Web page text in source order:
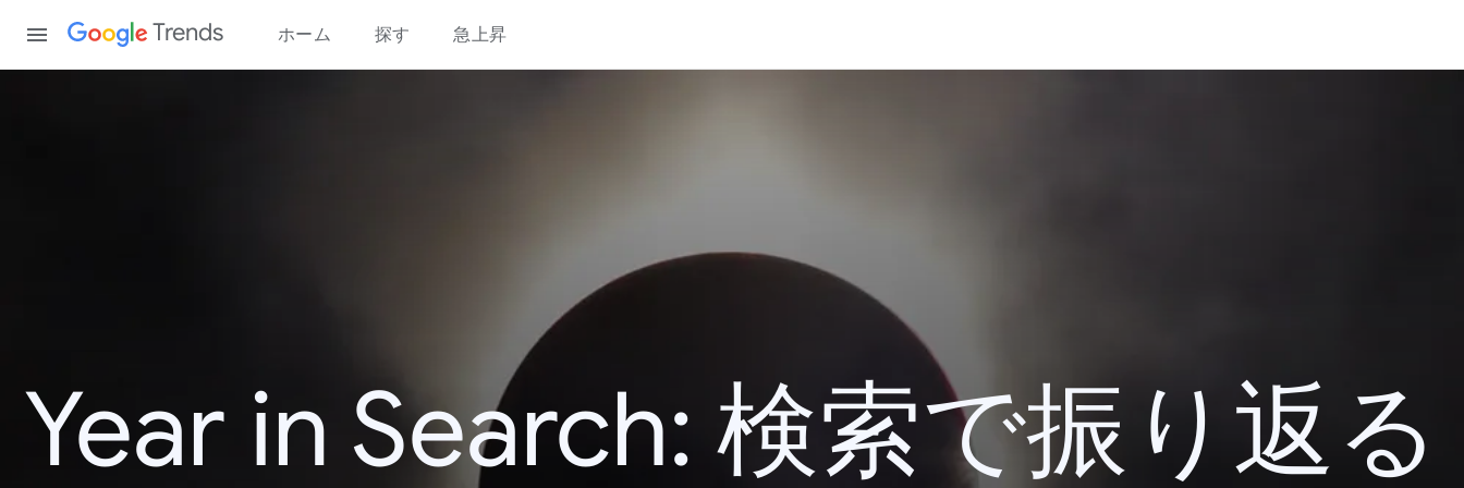
Trends ホーム 探す 急上昇
Year in Search: 検索で振り返る